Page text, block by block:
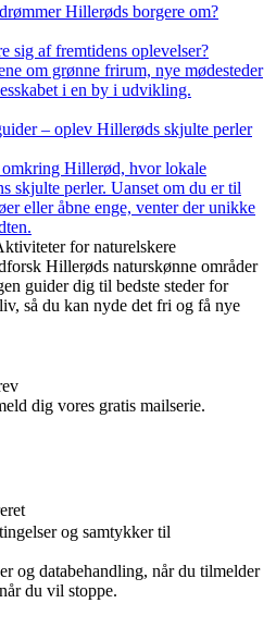
Hillerøds borgere om?
sig af fremtidens oplevelser?
om grønne frirum, nye mødesteder
i en by i udvikling.
– oplev Hillerøds skjulte perler
omkring Hillerød, hvor lokale
skjulte perler. Uanset om du er til
eller åbne enge, venter der unikke
for naturelskere
Hillerøds naturskønne områder
guider dig til bedste steder for
så du kan nyde det fri og få nye
dig vores gratis mailserie.
og samtykker til
og databehandling, når du tilmelder
du vil stoppe.